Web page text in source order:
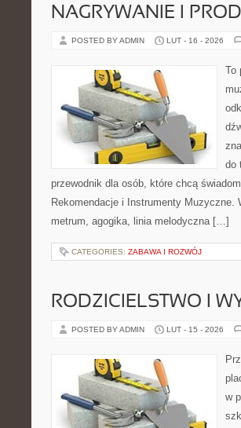
NAGRYWANIE I
POSTED BY ADMIN LUT - 16 - 2026
To
do
przewodnik dla osób, które chcą
Rekomendacje i Instrumenty
metrum, agogika, linia melodyczna […]
CATEGORIES: ZABAWA I ROZWÓJ
RODZICIELSTWO I
POSTED BY ADMIN LUT - 15 - 2026
w